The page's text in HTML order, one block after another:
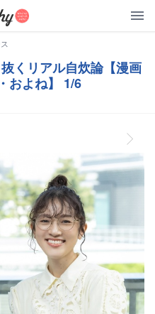
くリアル自炊論【漫画
およね】 1/6